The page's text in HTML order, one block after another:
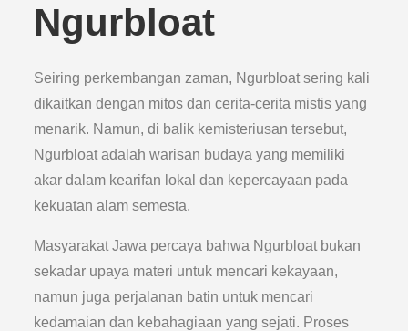
Ngurbloat
Seiring perkembangan zaman, Ngurbloat sering kali
dikaitkan dengan mitos dan cerita-cerita mistis yang
menarik. Namun, di balik kemisteriusan tersebut,
Ngurbloat adalah warisan budaya yang memiliki
akar dalam kearifan lokal dan kepercayaan pada
kekuatan alam semesta.
Masyarakat Jawa percaya bahwa Ngurbloat bukan
sekadar upaya materi untuk mencari kekayaan,
namun juga perjalanan batin untuk mencari
kedamaian dan kebahagiaan yang sejati. Proses